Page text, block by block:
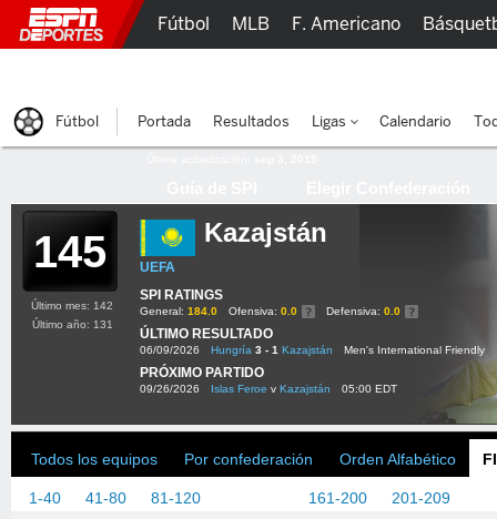
145 Kazajstán
UEFA
SPI RATINGS
General: 184.0 Ofensiva: 0.0 Defensiva: 0.0
ÚLTIMO RESULTADO
06/09/2026 Hungría 3 - 1 Kazajstán Men's International Friendly
PRÓXIMO PARTIDO
09/26/2026 Islas Feroe v Kazajstán 05:00 EDT
Último mes: 142
Último año: 131
Todos los equipos Por confederación Orden Alfabético
1-40 41-80 81-120 161-200 201-209
Fútbol MLB F. Americano
Fútbol Portada Resultados Ligas Calendario